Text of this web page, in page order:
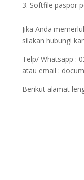
Softfile paspor
Jika Anda
silakan hubungi
Telp/ Whatsapp :
atau email :
Berikut alamat